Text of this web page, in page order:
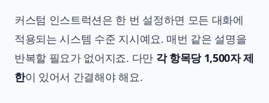
커스텀 인스트럭션은 한 번 설정하면 모든 대화에
적용되는 시스템 수준 지시예요. 매번 같은 설명을
반복할 필요가 없어지죠. 다만 각 항목당 1,500자 제
한이 있어서 간결해야 해요.